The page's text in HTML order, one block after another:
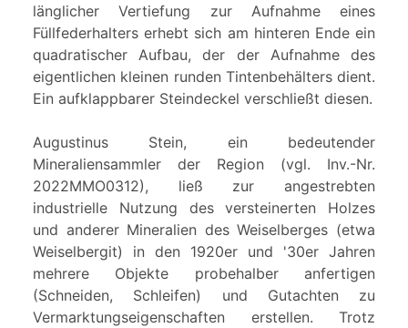
länglicher Vertiefung zur Aufnahme eines
Füllfederhalters erhebt sich am hinteren Ende ein
quadratischer Aufbau, der der Aufnahme des
eigentlichen kleinen runden Tintenbehälters dient.
Ein aufklappbarer Steindeckel verschließt diesen.
Augustinus Stein, ein bedeutender
Mineraliensammler der Region (vgl. Inv.-Nr.
2022MMO0312), ließ zur angestrebten
industrielle Nutzung des versteinerten Holzes
und anderer Mineralien des Weiselberges (etwa
Weiselbergit) in den 1920er und '30er Jahren
mehrere Objekte probehalber anfertigen
(Schneiden, Schleifen) und Gutachten zu
Vermarktungseigenschaften erstellen. Trotz